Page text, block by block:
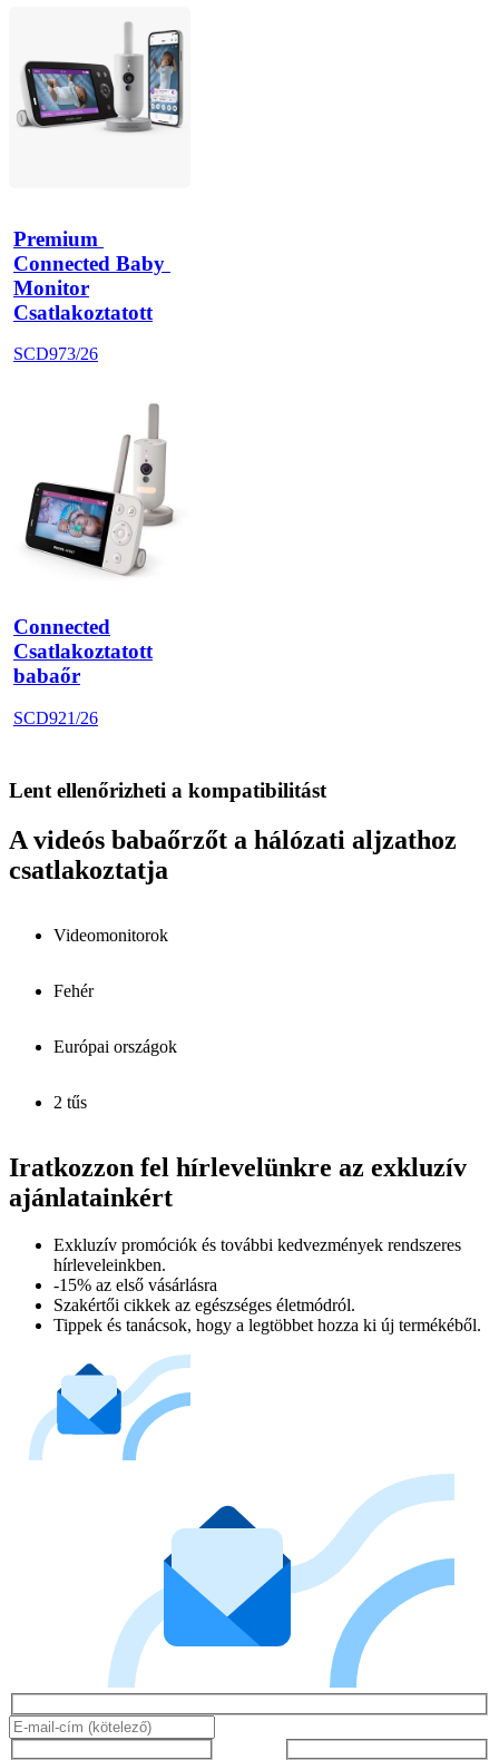
Premium
Connected Baby
Monitor
Csatlakoztatott
SCD973/26
Connected
Csatlakoztatott
babaőr
SCD921/26
Lent ellenőrizheti a kompatibilitást
A videós babaőrzőt a hálózati aljzathoz
csatlakoztatja
Videomonitorok
Fehér
Európai országok
2 tűs
Iratkozzon fel hírlevelünkre az exkluzív
ajánlatainkért​
Exkluzív promóciók és további kedvezmények rendszeres
hírleveleinkben.
-15% az első vásárlásra
Szakértői cikkek az egészséges életmódról.
Tippek és tanácsok, hogy a legtöbbet hozza ki új termékéből.